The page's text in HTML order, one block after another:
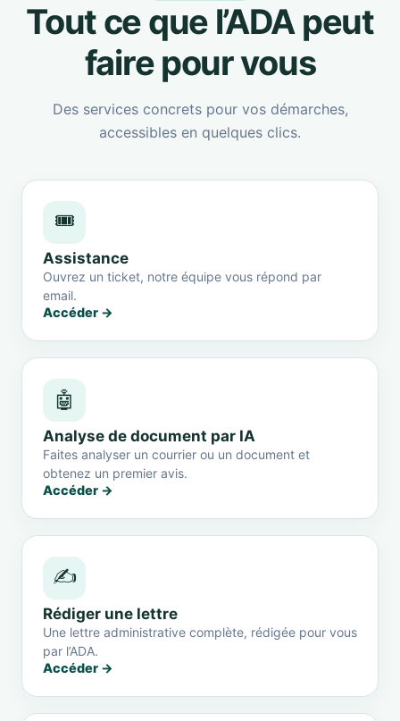
Tout ce que l’ADA peut
faire pour vous
Des services concrets pour vos démarches,
accessibles en quelques clics.
🎟️
Assistance
Ouvrez un ticket, notre équipe vous répond par
email.
Accéder →
🤖
Analyse de document par IA
Faites analyser un courrier ou un document et
obtenez un premier avis.
Accéder →
✍️
Rédiger une lettre
Une lettre administrative complète, rédigée pour vous
par l’ADA.
Accéder →